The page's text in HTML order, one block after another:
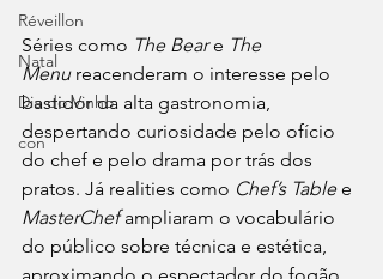
Réveillon
Natal
Dia do Vinho
con
Séries como The Bear e The
Menu reacenderam o interesse pelo
bastidor da alta gastronomia,
despertando curiosidade pelo ofício
do chef e pelo drama por trás dos
pratos. Já realities como Chef’s Table e
MasterChef ampliaram o vocabulário
do público sobre técnica e estética,
aproximando o espectador do fogão